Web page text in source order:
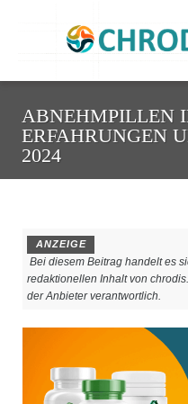
ABNEHMPILLEN
ERFAHRUNGEN
2024
ANZEIGE
Bei diesem Beitrag handelt es
redaktionellen Inhalt von
der Anbieter verantwortlich.